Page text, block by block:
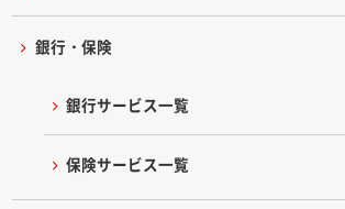
銀行・保険
銀行サービス一覧
保険サービス一覧